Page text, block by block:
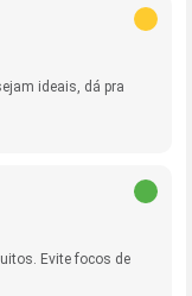
ideais, dá pra
Evite focos de